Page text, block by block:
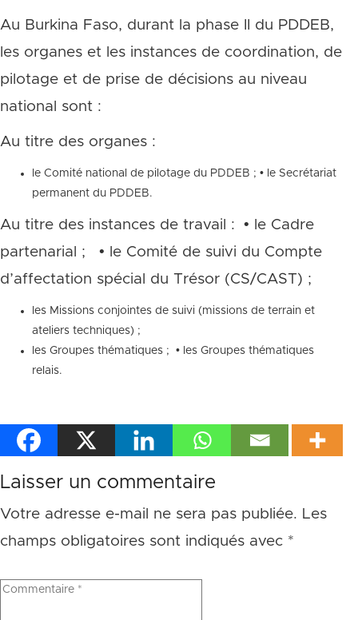
Au Burkina Faso, durant la phase II du PDDEB,
les organes et les instances de coordination, de
pilotage et de prise de décisions au niveau
national sont :
Au titre des organes :
le Comité national de pilotage du PDDEB ; • le Secrétariat
permanent du PDDEB.
Au titre des instances de travail : • le Cadre
partenarial ; • le Comité de suivi du Compte
d’affectation spécial du Trésor (CS/CAST) ;
les Missions conjointes de suivi (missions de terrain et
ateliers techniques) ;
les Groupes thématiques ; • les Groupes thématiques
relais.
Laisser un commentaire
Votre adresse e-mail ne sera pas publiée. Les
champs obligatoires sont indiqués avec *